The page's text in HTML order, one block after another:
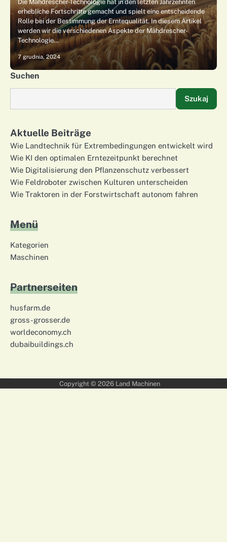
Die Mähdrescher-Technologie hat in den letzten Jahrzehnten
erhebliche Fortschritte gemacht und spielt eine entscheidende
Rolle bei der Bestimmung der Erntequalität. In diesem Artikel
werden wir die verschiedenen Aspekte der Mähdrescher-
Technologie…
7 grudnia, 2024
Suchen
Szukaj
Aktuelle Beiträge
Wie Landtechnik für Extrembedingungen entwickelt wird
Wie KI den optimalen Erntezeitpunkt berechnet
Wie Digitalisierung den Pflanzenschutz verbessert
Wie Feldroboter zwischen Kulturen unterscheiden
Wie Traktoren in der Forstwirtschaft autonom fahren
Menü
Kategorien
Maschinen
Partnerseiten
husfarm.de
gross-grosser.de
worldeconomy.ch
dubaibuildings.ch
Copyright © 2026 Land Machinen